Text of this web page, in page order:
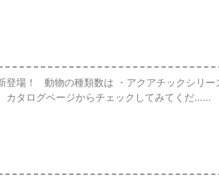
登場！ 動物の種類数は ・アクアチックシリ
タログページからチェックしてみてくだ……